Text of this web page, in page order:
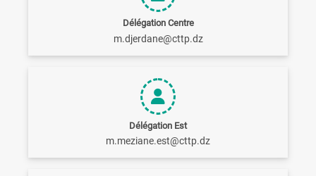
Délégation Centre
m.djerdane@cttp.dz
Délégation Est
m.meziane.est@cttp.dz